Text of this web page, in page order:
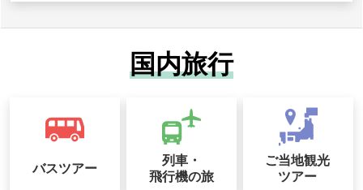
国内旅行
バスツアー
列車・
飛行機の旅
ご当地観光
ツアー